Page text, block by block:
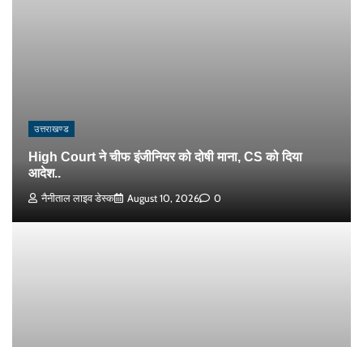
उत्तराखण्ड
High Court ने चीफ इंजीनियर को दोषी माना, CS को दिया
आदेश..
नैनीताल लाइव डेस्क August 10, 2026 0